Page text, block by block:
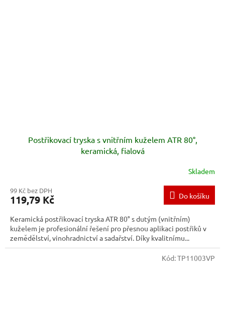
Postřikovací tryska s vnitřním kuželem ATR 80°,
keramická, fialová
Skladem
99 Kč bez DPH
119,79 Kč Do košíku
Keramická postřikovací tryska ATR 80° s dutým (vnitřním)
kuželem je profesionální řešení pro přesnou aplikaci postřiků v
zemědělství, vinohradnictví a sadařství. Díky kvalitnímu...
Kód:TP11003VP